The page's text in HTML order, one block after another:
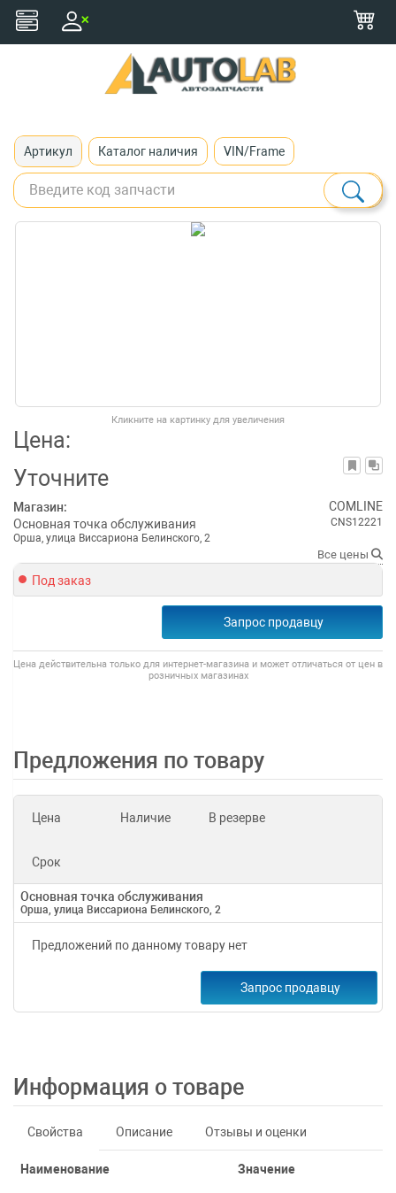
Артикул Каталог наличия VIN/Frame
Кликните на картинку для увеличения
Цена:
Уточните
Магазин:
Основная точка обслуживания
Орша, улица Виссариона Белинского, 2
COMLINE
CNS12221
Все цены
Под заказ
Запрос продавцу
Цена действительна только для интернет-магазина и может отличаться от цен в
розничных магазинах
Предложения по товару
Цена Наличие В резерве
Срок
Основная точка обслуживания
Орша, улица Виссариона Белинского, 2
Предложений по данному товару нет
Запрос продавцу
Информация о товаре
Свойства Описание Отзывы и оценки
Наименование Значение